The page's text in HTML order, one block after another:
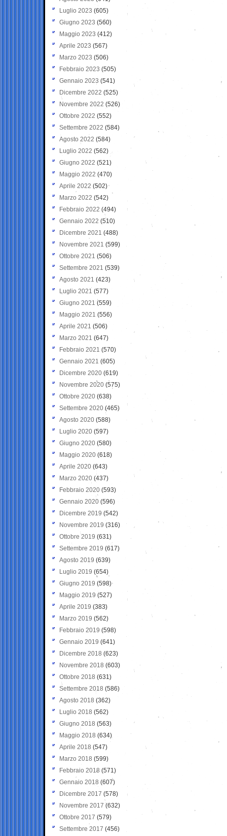
Luglio 2023 (605)
Giugno 2023 (560)
Maggio 2023 (412)
Aprile 2023 (567)
Marzo 2023 (506)
Febbraio 2023 (505)
Gennaio 2023 (541)
Dicembre 2022 (525)
Novembre 2022 (526)
Ottobre 2022 (552)
Settembre 2022 (584)
Agosto 2022 (584)
Luglio 2022 (562)
Giugno 2022 (521)
Maggio 2022 (470)
Aprile 2022 (502)
Marzo 2022 (542)
Febbraio 2022 (494)
Gennaio 2022 (510)
Dicembre 2021 (488)
Novembre 2021 (599)
Ottobre 2021 (506)
Settembre 2021 (539)
Agosto 2021 (423)
Luglio 2021 (577)
Giugno 2021(559)
Maggio 2021 (556)
Aprile 2021 (506)
Marzo 2021 (647)
Febbraio 2021 (570)
Gennaio 2021 (605)
Dicembre 2020 (619)
Novembre 2020 (575)
Ottobre 2020 (638)
Settembre 2020(465)
Agosto 2020 (588)
Luglio 2020 (597)
Giugno 2020 (580)
Maggio 2020 (618)
Aprile 2020 (643)
Marzo 2020 (437)
Febbraio 2020 (593)
Gennaio 2020 (596)
Dicembre 2019 (542)
Novembre 2019 (316)
Ottobre 2019 (631)
Settembre 2019 (617)
Agosto 2019 (639)
Luglio 2019 (654)
Giugno 2019 (598)
Maggio 2019 (527)
Aprile 2019 (383)
Marzo 2019 (562)
Febbraio 2019 (598)
Gennaio 2019 (641)
Dicembre 2018 (623)
Novembre 2018 (603)
Ottobre 2018 (631)
Settembre 2018 (586)
Agosto 2018 (362)
Luglio 2018 (562)
Giugno 2018 (563)
Maggio 2018 (634)
Aprile 2018 (547)
Marzo 2018 (599)
Febbraio 2018 (571)
Gennaio 2018 (607)
Dicembre 2017 (578)
Novembre 2017 (632)
Ottobre 2017 (579)
Settembre 2017 (456)